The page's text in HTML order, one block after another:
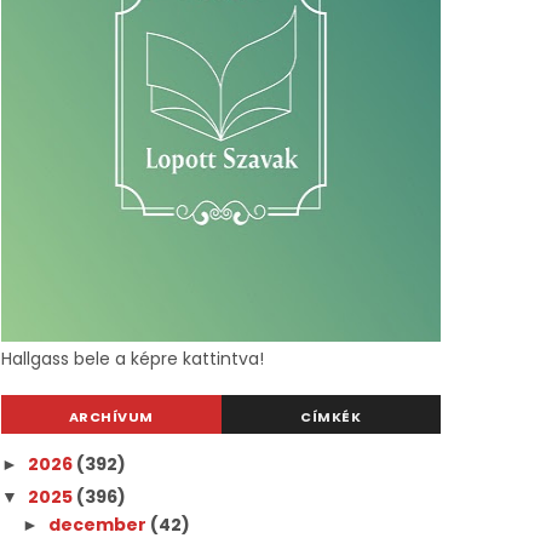
Hallgass bele a képre kattintva!
ARCHÍVUM CÍMKÉK
► 2026 (392)
▼ 2025 (396)
► december (42)